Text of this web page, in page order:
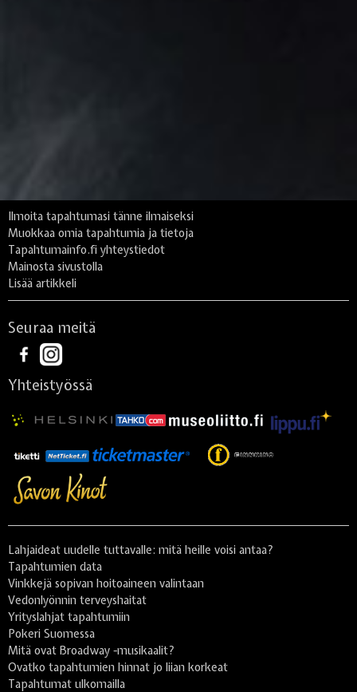
Ilmoita tapahtumasi tänne ilmaiseksi
Muokkaa omia tapahtumia ja tietoja
Tapahtumainfo.fi yhteystiedot
Mainosta sivustolla
Lisää artikkeli
Seuraa meitä
Yhteistyössä
Lahjaideat uudelle tuttavalle: mitä heille voisi antaa?
Tapahtumien data
Vinkkejä sopivan hoitoaineen valintaan
Vedonlyönnin terveyshaitat
Yrityslahjat tapahtumiin
Pokeri Suomessa
Mitä ovat Broadway -musikaalit?
Ovatko tapahtumien hinnat jo liian korkeat
Tapahtumat ulkomailla